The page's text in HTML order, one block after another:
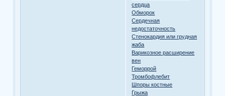
сердца
Обморок
Сердечная
недостаточность
Стенокардия или грудная
жаба
Варикозное расширение
вен
Геморрой
Тромбофлебит
Шпоры костные
Грыжа